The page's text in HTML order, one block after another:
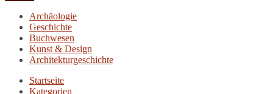
Archäologie
Geschichte
Buchwesen
Kunst & Design
Architekturgeschichte
Startseite
Kategorien